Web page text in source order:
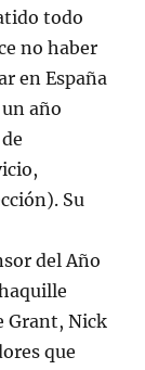
todo
no haber
en España
año
Su
del Año
Grant, Nick
que